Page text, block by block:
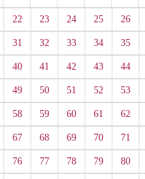
22 23 24 25 26
31 32 33 34 35
40 41 42 43 44
49 50 51 52 53
58 59 60 61 62
67 68 69 70 71
76 77 78 79 80